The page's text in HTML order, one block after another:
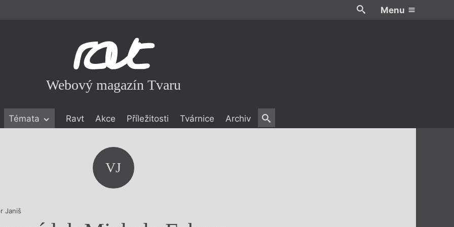
Menu
Webový magazín Tvaru
Témata Ravt Akce Příležitosti Tvárnice Archiv
VJ
Janiš